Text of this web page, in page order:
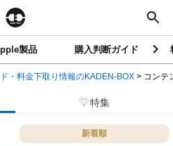
製品 購入判断ガイド
・料金下取り情報のKADEN-BOX > コンテ
特集
新着順